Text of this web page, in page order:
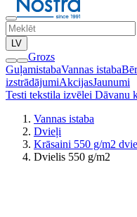
LV
Grozs
GuļamistabaVannas istaba
izstrādājumiAkcijasJaunumi
Testi tekstila izvēlei Dāvanu
Vannas istaba
Dvieļi
Krāsaini 550 g/m2
Dvielis 550 g/m2